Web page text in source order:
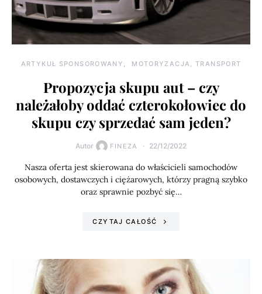
ARTYKUŁ SPONSOROWANY MOTORYZACJA, TRANSPORT
Propozycja skupu aut – czy
należałoby oddać czterokołowiec do
skupu czy sprzedać sam jeden?
Autor FINEZA 22/12/2022
Nasza oferta jest skierowana do właścicieli samochodów
osobowych, dostawczych i ciężarowych, którzy pragną szybko
oraz sprawnie pozbyć się…
CZYTAJ CAŁOŚĆ